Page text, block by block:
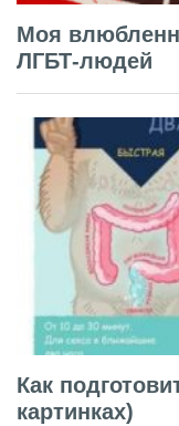
Моя
ЛГБТ-людей
Как
картинках)